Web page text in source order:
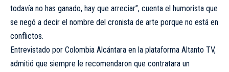
todavía no has ganado, hay que arreciar”, cuenta el humorista que
se negó a decir el nombre del cronista de arte porque no está en
conflictos.
Entrevistado por Colombia Alcántara en la plataforma Altanto TV,
admitió que siempre le recomendaron que contratara un